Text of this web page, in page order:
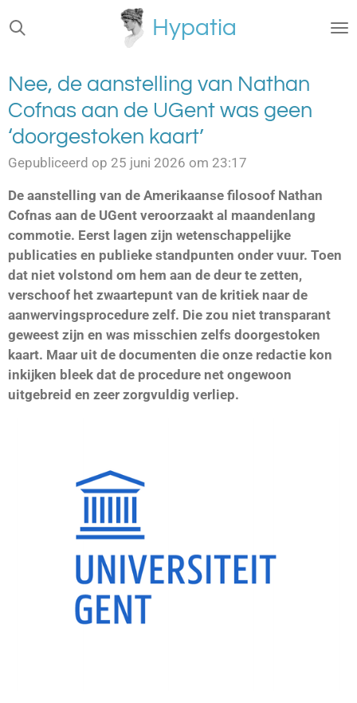
Ga
direct
de
hoofdinhoud
Hypatia
Nee, de aanstelling van Nathan
Cofnas aan de UGent was geen
‘doorgestoken kaart’
Gepubliceerd op 25 juni 2026 om 23:17
De aanstelling van de Amerikaanse filosoof Nathan
Cofnas aan de UGent veroorzaakt al maandenlang
commotie. Eerst lagen zijn wetenschappelijke
publicaties en publieke standpunten onder vuur. Toen
dat niet volstond om hem aan de deur te zetten,
verschoof het zwaartepunt van de kritiek naar de
aanwervingsprocedure zelf. Die zou niet transparant
geweest zijn en was misschien zelfs doorgestoken
kaart. Maar uit de documenten die onze redactie kon
inkijken bleek dat de procedure net ongewoon
uitgebreid en zeer zorgvuldig verliep.